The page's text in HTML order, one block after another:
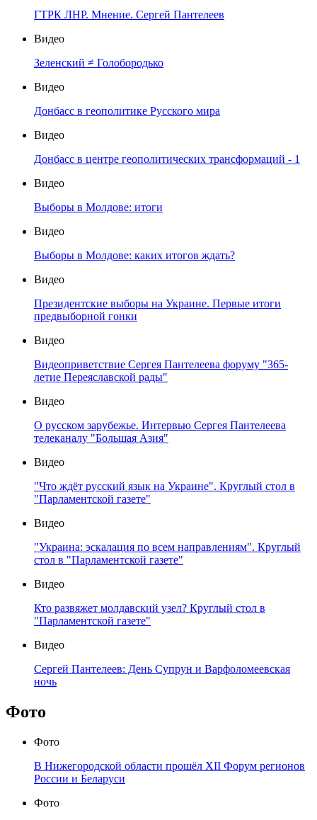
ГТРК ЛНР. Мнение. Сергей Пантелеев
Видео
Зеленский ≠ Голобородько
Видео
Донбасс в геополитике Русского мира
Видео
Донбасс в центре геополитических трансформаций - 1
Видео
Выборы в Молдове: итоги
Видео
Выборы в Молдове: каких итогов ждать?
Видео
Президентские выборы на Украине. Первые итоги
предвыборной гонки
Видео
Видеоприветствие Сергея Пантелеева форуму "365-
летие Переяславской рады"
Видео
О русском зарубежье. Интервью Сергея Пантелеева
телеканалу "Большая Азия"
Видео
"Что ждёт русский язык на Украине". Круглый стол в
"Парламентской газете"
Видео
"Украина: эскалация по всем направлениям". Круглый
стол в "Парламентской газете"
Видео
Кто развяжет молдавский узел? Круглый стол в
"Парламентской газете"
Видео
Сергей Пантелеев: День Супрун и Варфоломеевская
ночь
Фото
Фото
В Нижегородской области прошёл XII Форум регионов
России и Беларуси
Фото